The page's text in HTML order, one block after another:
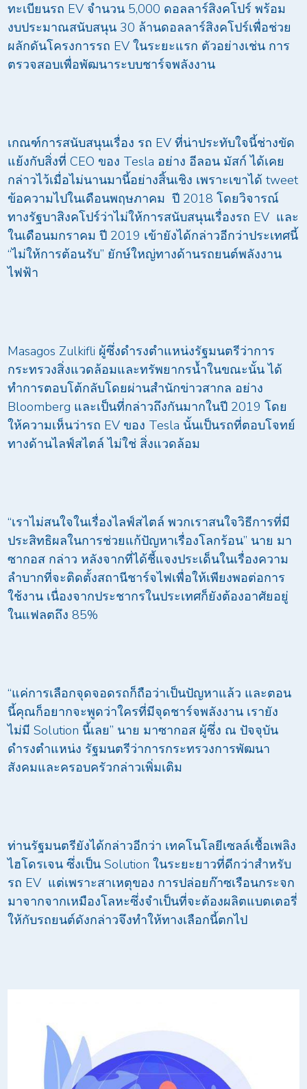
ทะเบียนรถ EV จำนวน 5,000 ดอลลาร์สิงคโปร์ พร้อม
งบประมาณสนับสนุน 30 ล้านดอลลาร์สิงคโปร์เพื่อช่วย
ผลักดันโครงการรถ EV ในระยะแรก ตัวอย่างเช่น การ
ตรวจสอบเพื่อพัฒนาระบบชาร์จพลังงาน
เกณฑ์การสนับสนุนเรื่อง รถ EV ที่น่าประทับใจนี้ช่างขัด
แย้งกับสิ่งที่ CEO ของ Tesla อย่าง อีลอน มัสก์ ได้เคย
กล่าวไว้เมื่อไม่นานมานี้อย่างสิ้นเชิง เพราะเขาได้ tweet
ข้อความไปในเดือนพฤษภาคม ปี 2018 โดยวิจารณ์
ทางรัฐบาสิงคโปร์ว่าไม่ให้การสนับสนุนเรื่องรถ EV และ
ในเดือนมกราคม ปี 2019 เข้ายังได้กล่าวอีกว่าประเทศนี้
“ไม่ให้การต้อนรับ” ยักษ์ใหญ่ทางด้านรถยนต์พลังงาน
ไฟฟ้า
Masagos Zulkifli ผู้ซึ่งดำรงตำแหน่งรัฐมนตรีว่าการ
กระทรวงสิ่งแวดล้อมและทรัพยากรน้ำในขณะนั้น ได้
ทำการตอบโต้กลับโดยผ่านสำนักข่าวสากล อย่าง
Bloomberg และเป็นที่กล่าวถึงกันมากในปี 2019 โดย
ให้ความเห็นว่ารถ EV ของ Tesla นั้นเป็นรถที่ตอบโจทย์
ทางด้านไลฟ์สไตล์ ไม่ใช่ สิ่งแวดล้อม
“เราไม่สนใจในเรื่องไลฟ์สไตล์ พวกเราสนใจวิธีการที่มี
ประสิทธิผลในการช่วยแก้ปัญหาเรื่องโลกร้อน” นาย มา
ซากอส กล่าว หลังจากที่ได้ชี้แจงประเด็นในเรื่องความ
ลำบากที่จะติดตั้งสถานีชาร์จไฟเพื่อให้เพียงพอต่อการ
ใช้งาน เนื่องจากประชากรในประเทศก็ยังต้องอาศัยอยู่
ในแฟลตถึง 85%
“แค่การเลือกจุดจอดรถก็ถือว่าเป็นปัญหาแล้ว และตอน
นี้คุณก็อยากจะพูดว่าใครที่มีจุดชาร์จพลังงาน เรายัง
ไม่มี Solution นี้เลย” นาย มาซากอส ผู้ซึ่ง ณ ปัจจุบัน
ดำรงตำแหน่ง รัฐมนตรีว่าการกระทรวงการพัฒนา
สังคมและครอบครัวกล่าวเพิ่มเติม
ท่านรัฐมนตรียังได้กล่าวอีกว่า เทคโนโลยีเซลล์เชื้อเพลิง
ไฮโดรเจน ซึ่งเป็น Solution ในระยะยาวที่ดีกว่าสำหรับ
รถ EV แต่เพราะสาเหตุของ การปล่อยก๊าซเรือนกระจก
มาจากจากเหมืองโลหะซึ่งจำเป็นที่จะต้องผลิตแบตเตอรี่
ให้กับรถยนต์ดังกล่าวจึงทำให้ทางเลือกนี้ตกไป